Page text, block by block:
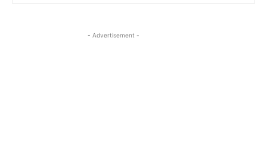
- Advertisement -